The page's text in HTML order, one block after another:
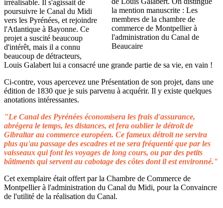
irréalisable. Il s'agissait de
poursuivre le Canal du Midi
vers les Pyrénées, et rejoindre
l'Atlantique à Bayonne. Ce
projet a suscité beaucoup
d'intérêt, mais il a connu
beaucoup de détracteurs,
Louis Galabert lui a consacré une grande partie de sa vie, en vain !
Ci-contre, vous apercevez une Présentation de son projet, dans une
édition de 1830 que je suis parvenu à acquérir. Il y existe quelques
anotations intéressantes.
"Le Canal des Pyrénées économisera les frais d'assurance,
abrégera le temps, les distances, et fera oublier le détroit de
Gibraltar au commerce européen. Ce fameux détroit ne servira
plus qu'au passage des escadres et ne sera fréquenté que par les
vaisseaux qui font les voyages de long cours, ou par des petits
bâtiments qui servent au cabotage des côtes dont il est environné."
Cet exemplaire était offert par la Chambre de Commerce de
Montpellier à l'administration du Canal du Midi, pour la Convaincre
de l'utilité de la réalisation du Canal.